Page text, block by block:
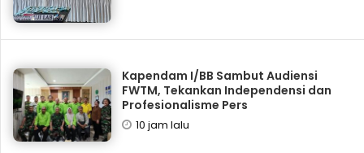
Kapendam I/BB Sambut Audiensi
FWTM, Tekankan Independensi dan
Profesionalisme Pers
10 jam lalu